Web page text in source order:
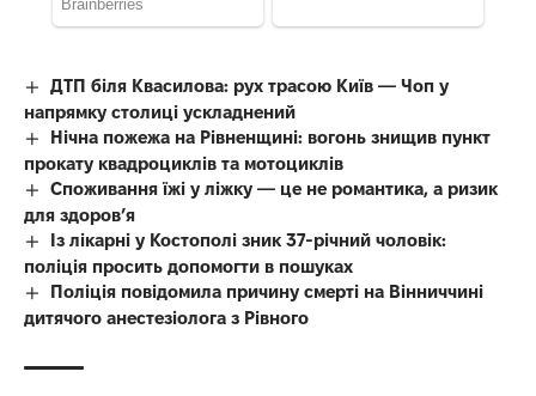
ДТП біля Квасилова: рух трасою Київ — Чоп у
напрямку столиці ускладнений
Нічна пожежа на Рівненщині: вогонь знищив пункт
прокату квадроциклів та мотоциклів
Споживання їжі у ліжку — це не романтика, а ризик
для здоров’я
Із лікарні у Костополі зник 37-річний чоловік:
поліція просить допомогти в пошуках
Поліція повідомила причину смерті на Вінниччині
дитячого анестезіолога з Рівного